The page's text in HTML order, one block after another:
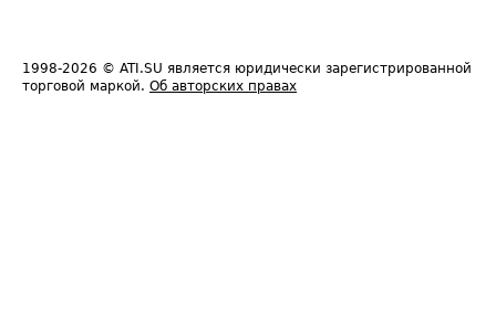
1998-2026 © ATI.SU является юридически зарегистрированной
торговой маркой. Об авторских правах